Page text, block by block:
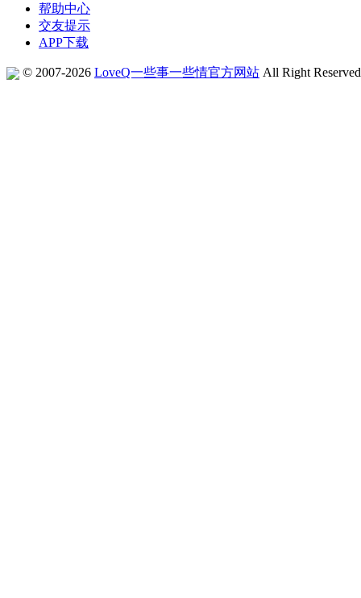
帮助中心
交友提示
APP下载
© 2007-2026 LoveQ一些事一些情官方网站 All Right